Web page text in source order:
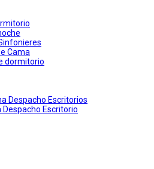
Cama
dormitorio
Despacho Escritorios
Despacho Escritorio